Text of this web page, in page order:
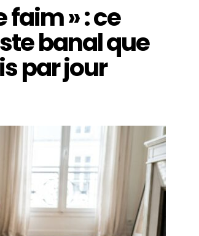
faim » : ce
banal que
par jour